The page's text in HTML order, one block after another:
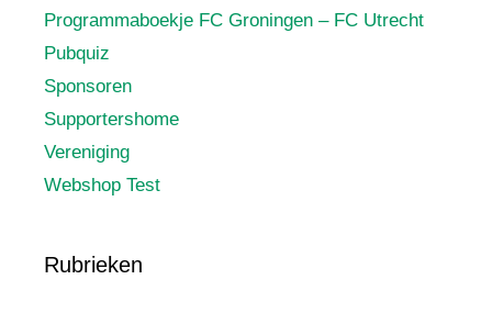
Programmaboekje FC Groningen – FC Utrecht
Pubquiz
Sponsoren
Supportershome
Vereniging
Webshop Test
Rubrieken